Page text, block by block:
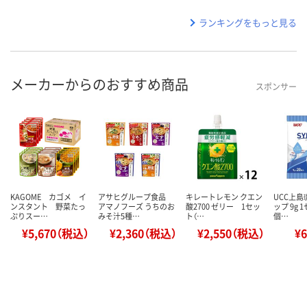
ランキングをもっと見る
メーカーからのおすすめ商品 スポンサー
KAGOME カゴメ イ
ンスタント 野菜たっ
ぷりスー…
¥5,670（税込）
アサヒグループ食品
アマノフーズ うちのお
みそ汁5種…
¥2,360（税込）
キレートレモン クエン
酸2700 ゼリー 1セッ
ト（…
¥2,550（税込）
UCC上島
ップ 9g 1
個…